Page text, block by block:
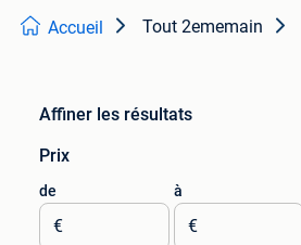
Accueil Tout 2ememain
Affiner les résultats
Prix
de
€
à
€